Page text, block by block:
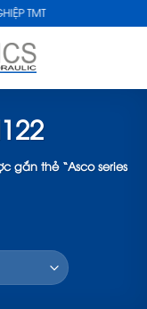
TMT
gắn thẻ “Asco series